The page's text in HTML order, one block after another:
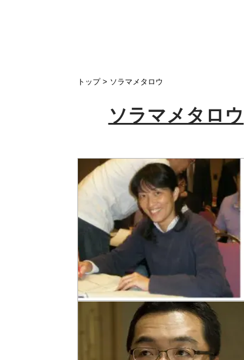
トップ ソラマメタロウ
ソラマメタロウ